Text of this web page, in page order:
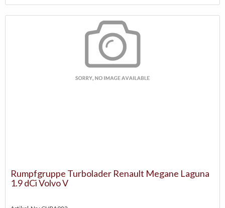
Rumpfgruppe Turbolader Renault Megane Laguna
1.9 dCi Volvo V